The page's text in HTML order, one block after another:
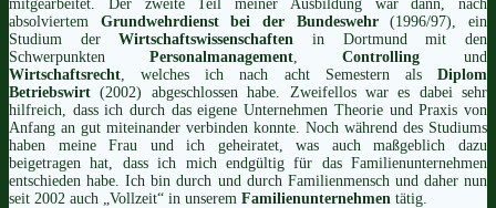
mitgearbeitet. Der zweite Teil meiner Ausbildung war dann, nach
absolviertem Grundwehrdienst bei der Bundeswehr(1996/97), ein
Studium derWirtschaftswissenschaftenin Dortmund
mit den
Schwerpunkten Personalmanagement Controlling und
Wirtschaftsrecht , welches ich nach acht Semestern als Diplom
Betriebswirt (2002) abgeschlossen habe. Zweifellos war es dabei sehr
hilfreich, dass ich durch das eigene Unternehmen Theorie und Praxis von
Anfang an gut miteinander verbinden konnte. Noch während des Studiums
haben meine Frau und ich geheiratet, was auch maßgeblich dazu
beigetragen hat, dass ich mich endgültig für das Familienunternehmen
entschieden habe. Ich bin durch und durch Familienmensch und daher nun
seit 2002 auch „Vollzeit“ in unserem Familienunternehmen tätig.